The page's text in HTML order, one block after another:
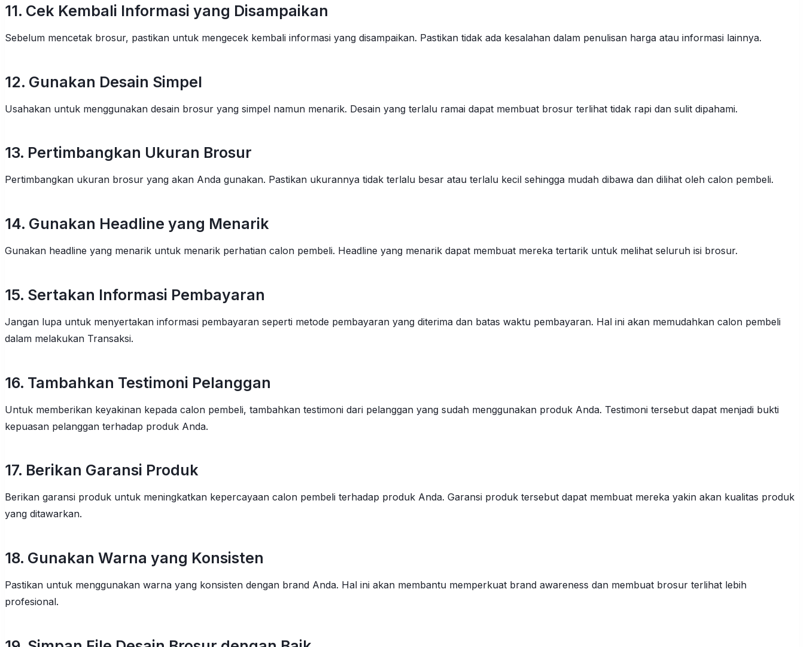
11. Cek Kembali Informasi yang Disampaikan
Sebelum mencetak brosur, pastikan untuk mengecek kembali informasi yang disampaikan. Pastikan tidak ada kesalahan dalam penulisan harga atau informasi lainnya.
12. Gunakan Desain Simpel
Usahakan untuk menggunakan desain brosur yang simpel namun menarik. Desain yang terlalu ramai dapat membuat brosur terlihat tidak rapi dan sulit dipahami.
13. Pertimbangkan Ukuran Brosur
Pertimbangkan ukuran brosur yang akan Anda gunakan. Pastikan ukurannya tidak terlalu besar atau terlalu kecil sehingga mudah dibawa dan dilihat oleh calon pembeli.
14. Gunakan Headline yang Menarik
Gunakan headline yang menarik untuk menarik perhatian calon pembeli. Headline yang menarik dapat membuat mereka tertarik untuk melihat seluruh isi brosur.
15. Sertakan Informasi Pembayaran
Jangan lupa untuk menyertakan informasi pembayaran seperti metode pembayaran yang diterima dan batas waktu pembayaran. Hal ini akan memudahkan calon pembeli
dalam melakukan Transaksi.
16. Tambahkan Testimoni Pelanggan
Untuk memberikan keyakinan kepada calon pembeli, tambahkan testimoni dari pelanggan yang sudah menggunakan produk Anda. Testimoni tersebut dapat menjadi bukti
kepuasan pelanggan terhadap produk Anda.
17. Berikan Garansi Produk
Berikan garansi produk untuk meningkatkan kepercayaan calon pembeli terhadap produk Anda. Garansi produk tersebut dapat membuat mereka yakin akan kualitas produk
yang ditawarkan.
18. Gunakan Warna yang Konsisten
Pastikan untuk menggunakan warna yang konsisten dengan brand Anda. Hal ini akan membantu memperkuat brand awareness dan membuat brosur terlihat lebih
profesional.